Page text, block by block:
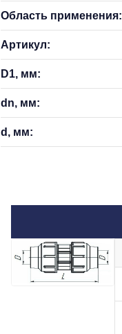
Область применения:
Артикул:
D1, мм:
dn, мм:
d, мм: